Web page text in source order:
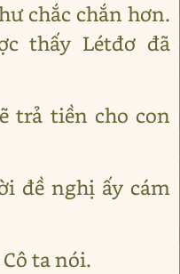
chắc chắn hơn.
thấy Létđơ đã
trả tiền cho con
đề nghị ấy cám
ta nói.